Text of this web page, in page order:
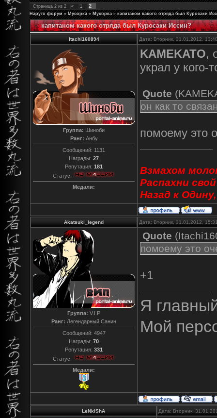
Страница 2 из 2 « 1 2
Наруто форум » Мусорка » Мусорка » капитаном какого отряда был Куросаки
капитаном какого отряда был Куросаки Иссин?
Itachi160894 Дата: Вторник, 31.01.2012,
Группа: Шиноби
Ранг: Анбу
Сообщений: 1131
Награды: 27
Репутация: 181
Статус:
Медали:
KAMEKATO,
украл у кого-
Quote (
он как то
помоему это
Взмахом
Распахни
Назад к
Akatsuki_legend Дата: Вторник, 31.01.2012,
Группа: V.I.P
Ранг: Легендарный Санин
Сообщений: 4947
Награды: 70
Репутация: 331
Статус:
Медали:
Quote (
помоему это
+1
Я
Мой
LeNkiShA Дата: Вторник,